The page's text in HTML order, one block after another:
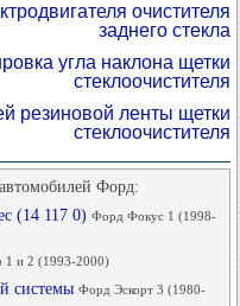
очистителя
заднего стекла
угла наклона щетки
стеклоочистителя
резиновой ленты щетки
стеклоочистителя
Форд:
(14 117 0) Форд Фокус 1 (1998-
и 2 (1993-2000)
системы Форд Эскорт 3 (1980-